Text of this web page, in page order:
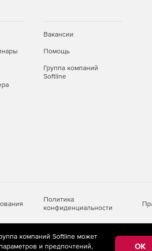
Вакансии
Помощь
Группа компаний
Softline
Политика
конфиденциальности
технологии предоставления
компаний Softline может
и предпочтений, OK